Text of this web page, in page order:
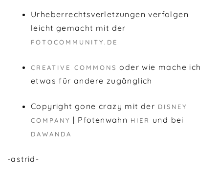
Urheberrechtsverletzungen verfolgen
leicht gemacht mit der
FOTOCOMMUNITY.DE
CREATIVE COMMONS oder wie mache ich
etwas für andere zugänglich
Copyright gone crazy mit der DISNEY
COMPANY | Pfotenwahn HIER und bei
DAWANDA
-astrid-